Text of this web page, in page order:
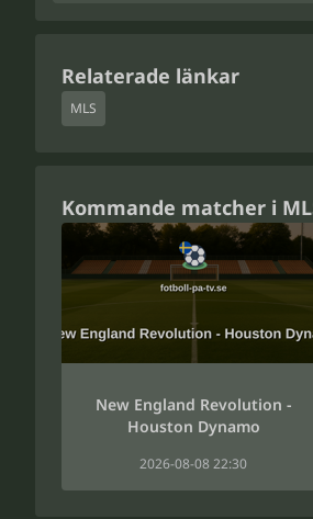
Relaterade länkar
MLS
Kommande matcher i
New England Revolution -
Houston Dynamo
2026-08-08 22:30